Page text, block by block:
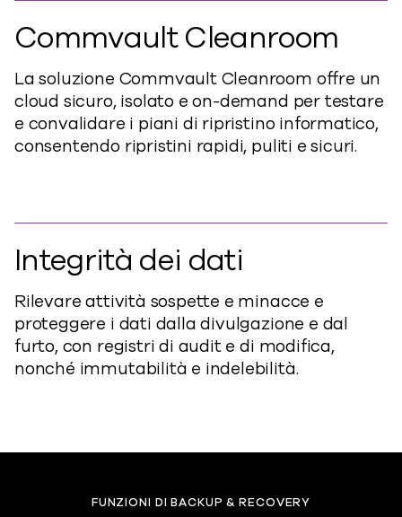
Commvault Cleanroom
La soluzione Commvault Cleanroom offre un
cloud sicuro, isolato e on-demand per testare
e convalidare i piani di ripristino informatico,
consentendo ripristini rapidi, puliti e sicuri.
Integrità dei dati
Rilevare attività sospette e minacce e
proteggere i dati dalla divulgazione e dal
furto, con registri di audit e di modifica,
nonché immutabilità e indelebilità.
FUNZIONI DI BACKUP & RECOVERY